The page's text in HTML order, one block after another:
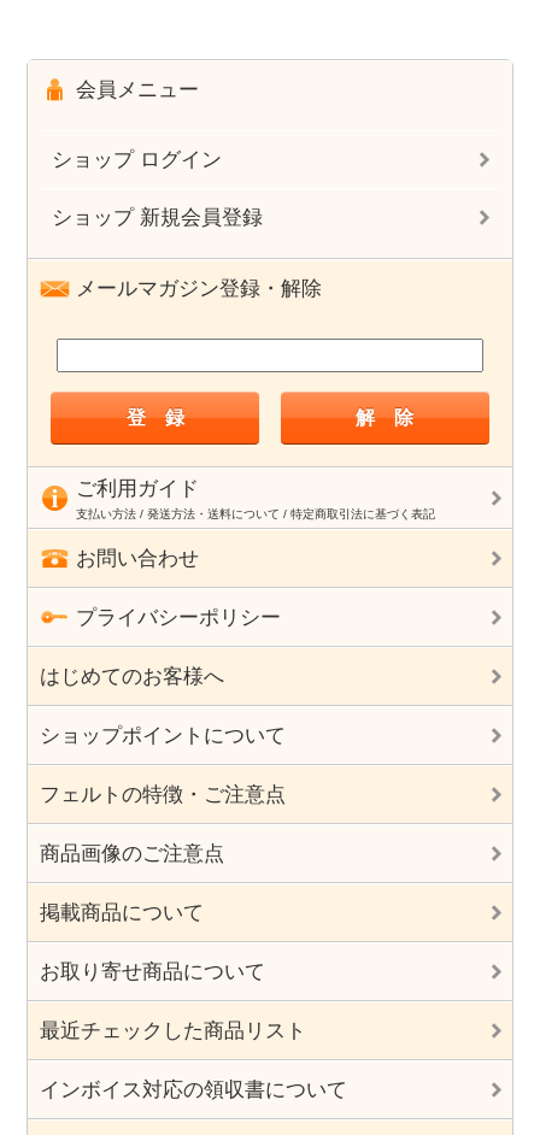
会員メニュー
ショップ ログイン
ショップ 新規会員登録
メールマガジン登録・解除
ご利用ガイド
支払い方法 / 発送方法・送料について / 特定商取引法に基づく表記
お問い合わせ
プライバシーポリシー
はじめてのお客様へ
ショップポイントについて
フェルトの特徴・ご注意点
商品画像のご注意点
掲載商品について
お取り寄せ商品について
最近チェックした商品リスト
インボイス対応の領収書について